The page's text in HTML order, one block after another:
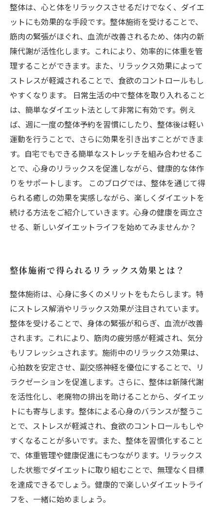
整体は、心と体をリラックスさせるだけでなく、ダイエ
ットにも効果的な手段です。整体施術を受けることで、
筋肉の緊張がほぐれ、血流が改善されるため、体内の新
陳代謝が活性化します。これにより、効率的に体重を管
理することができます。また、リラックス効果によって
ストレスが軽減されることで、食欲のコントロールもし
やすくなります。 日常生活の中で整体を取り入れること
は、簡単なダイエット法として非常に有効です。例え
ば、週に一度の整体予約を習慣にしたり、整体後は軽い
運動を行うことで、さらに効果を引き出すことができま
す。自宅でもできる簡単なストレッチを組み合わせるこ
とで、心身のリラックスを促進しながら、健康的な体作
りをサポートします。 このブログでは、整体を通じて得
られる癒しの効果を実感しながら、楽しくダイエットを
続ける方法をご紹介していきます。心身の健康を両立さ
せる、新しいダイエットライフを始めてみませんか？
整体施術で得られるリラックス効果とは？
整体施術は、心身に多くのメリットをもたらします。特
にストレス解消やリラックス効果が注目されています。
整体を受けることで、身体の緊張が和らぎ、血流が改善
されます。これにより、筋肉の疲労感が軽減され、気分
もリフレッシュされます。施術中のリラックス効果は、
心拍数を安定させ、副交感神経を優位にすることで、リ
ラクゼーションを促進します。さらに、整体は新陳代謝
を活性化し、老廃物の排出を助けることから、ダイエッ
トにも寄与します。整体による心身のバランスが整うこ
とで、ストレスが軽減され、食欲のコントロールもしや
すくなることが多いです。また、整体を習慣化すること
で、体重管理や健康促進にもつながります。リラックス
した状態でダイエットに取り組むことで、無理なく目標
を達成できるでしょう。健康的で楽しいダイエットライ
フを、一緒に始めましょう。